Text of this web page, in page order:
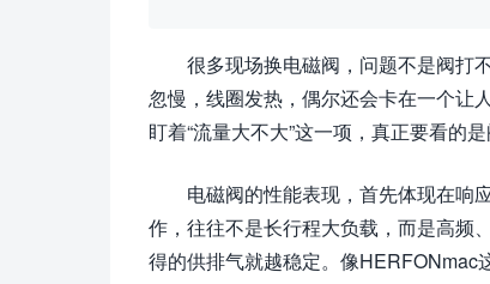
很多现场换电磁阀，问题不是阀打
忽慢，线圈发热，偶尔还会卡在一个让
盯着“流量大不大”这一项，真正要看的
电磁阀的性能表现，首先体现在响
作，往往不是长行程大负载，而是高频
得的供排气就越稳定。像HERFONmac